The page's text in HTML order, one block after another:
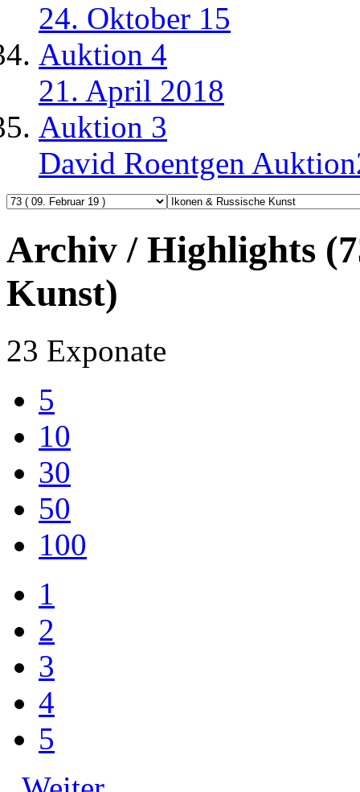
24. Oktober 15
Auktion 4
21. April 2018
Auktion 3
David Roentgen
Archiv / Highlights
Kunst)
23 Exponate
5
10
30
50
100
1
2
3
4
5